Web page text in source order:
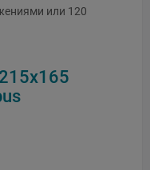
или 120